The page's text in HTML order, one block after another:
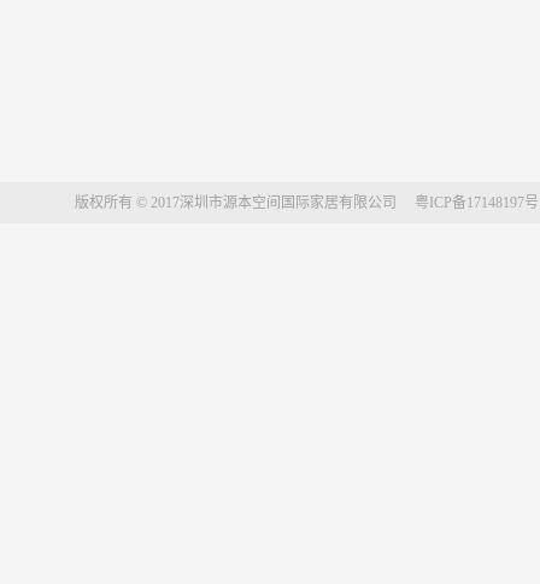
版权所有 © 2017深圳市源本空间国际家居有限公司 粤ICP备